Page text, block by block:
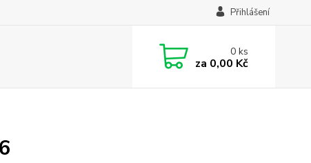
Přihlášení
0ks
za 0,00 Kč